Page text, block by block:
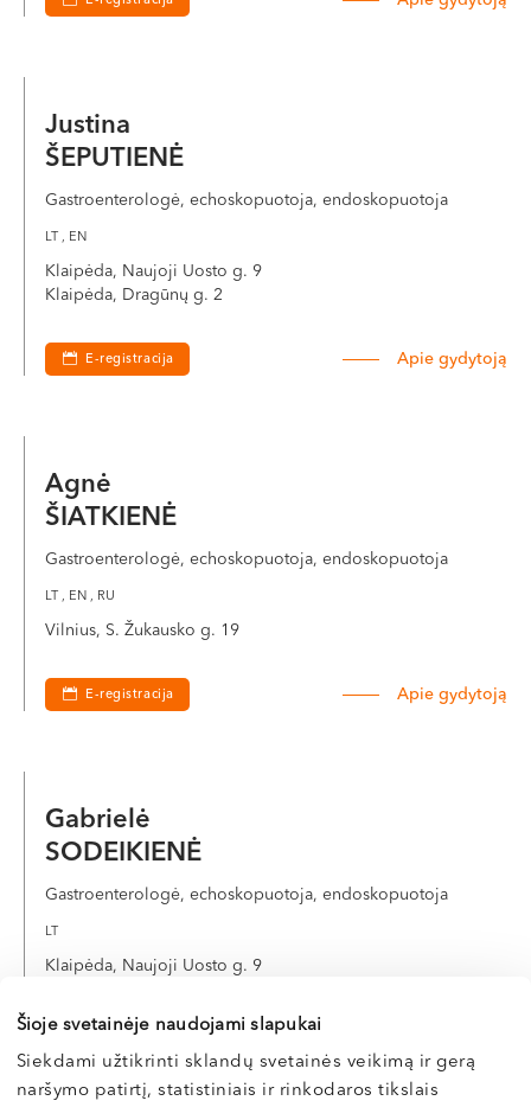
Šioje svetainėje naudojami slapukai
Siekdami užtikrinti sklandų svetainės veikimą ir gerą
naršymo patirtį, statistiniais ir rinkodaros tikslais
Justina
ŠEPUTIENĖ
Gastroenterologė, echoskopuotoja, endoskopuotoja
LT , EN
Klaipėda, Naujoji Uosto g. 9
Klaipėda, Dragūnų g. 2
E-registracija Apie gydytoją
Agnė
ŠIATKIENĖ
Gastroenterologė, echoskopuotoja, endoskopuotoja
LT , EN , RU
Vilnius, S. Žukausko g. 19
E-registracija Apie gydytoją
Gabrielė
SODEIKIENĖ
Gastroenterologė, echoskopuotoja, endoskopuotoja
LT
Klaipėda, Naujoji Uosto g. 9